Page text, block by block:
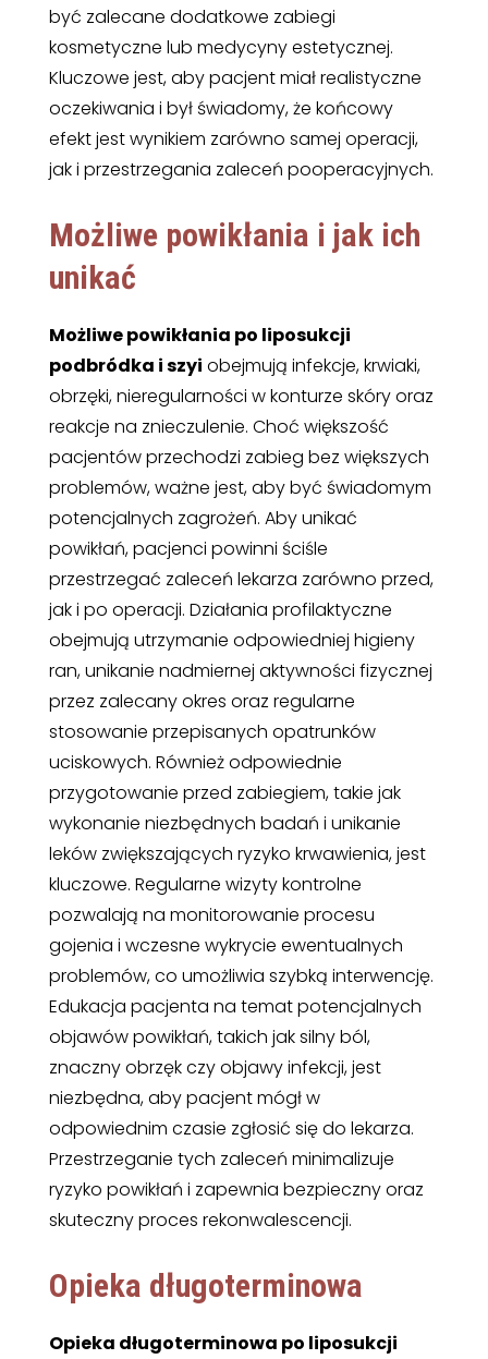
być zalecane dodatkowe zabiegi
kosmetyczne lub medycyny estetycznej.
Kluczowe jest, aby pacjent miał realistyczne
oczekiwania i był świadomy, że końcowy
efekt jest wynikiem zarówno samej operacji,
jak i przestrzegania zaleceń pooperacyjnych.
Możliwe powikłania i jak ich
unikać
Możliwe powikłania po liposukcji
podbródka i szyi obejmują infekcje, krwiaki,
obrzęki, nieregularności w konturze skóry oraz
reakcje na znieczulenie. Choć większość
pacjentów przechodzi zabieg bez większych
problemów, ważne jest, aby być świadomym
potencjalnych zagrożeń. Aby unikać
powikłań, pacjenci powinni ściśle
przestrzegać zaleceń lekarza zarówno przed,
jak i po operacji. Działania profilaktyczne
obejmują utrzymanie odpowiedniej higieny
ran, unikanie nadmiernej aktywności fizycznej
przez zalecany okres oraz regularne
stosowanie przepisanych opatrunków
uciskowych. Również odpowiednie
przygotowanie przed zabiegiem, takie jak
wykonanie niezbędnych badań i unikanie
leków zwiększających ryzyko krwawienia, jest
kluczowe. Regularne wizyty kontrolne
pozwalają na monitorowanie procesu
gojenia i wczesne wykrycie ewentualnych
problemów, co umożliwia szybką interwencję.
Edukacja pacjenta na temat potencjalnych
objawów powikłań, takich jak silny ból,
znaczny obrzęk czy objawy infekcji, jest
niezbędna, aby pacjent mógł w
odpowiednim czasie zgłosić się do lekarza.
Przestrzeganie tych zaleceń minimalizuje
ryzyko powikłań i zapewnia bezpieczny oraz
skuteczny proces rekonwalescencji.
Opieka długoterminowa
Opieka długoterminowa po liposukcji